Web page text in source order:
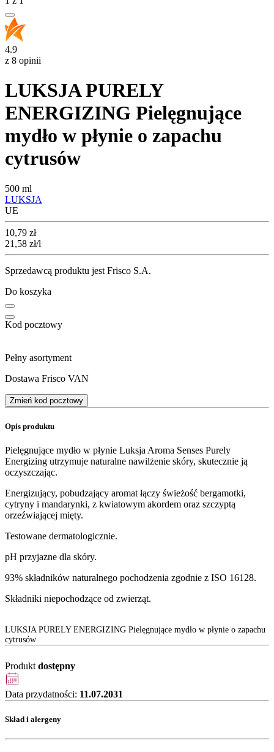
4.9
z 8 opinii
LUKSJA PURELY
ENERGIZING Pielęgnujące
mydło w płynie o zapachu
cytrusów
500 ml
LUKSJA
UE
Cena
10,79 zł
21,58 zł/l
Sprzedawcą produktu jest Frisco S.A.
Do koszyka
Kod pocztowy
Pełny asortyment
Dostawa Frisco VAN
Zmień kod pocztowy
Opis produktu
Pielęgnujące mydło w płynie Luksja Aroma Senses Purely
Energizing utrzymuje naturalne nawilżenie skóry, skutecznie ją
oczyszczając.
Energizujący, pobudzający aromat łączy świeżość bergamotki,
cytryny i mandarynki, z kwiatowym akordem oraz szczyptą
orzeźwiającej mięty.
Testowane dermatologicznie.
pH przyjazne dla skóry.
93% składników naturalnego pochodzenia zgodnie z ISO 16128.
Składniki niepochodzące od zwierząt.
LUKSJA PURELY ENERGIZING Pielęgnujące mydło w płynie o zapachu
cytrusów
Produkt dostępny
Data przydatności: 11.07.2031
Skład i alergeny